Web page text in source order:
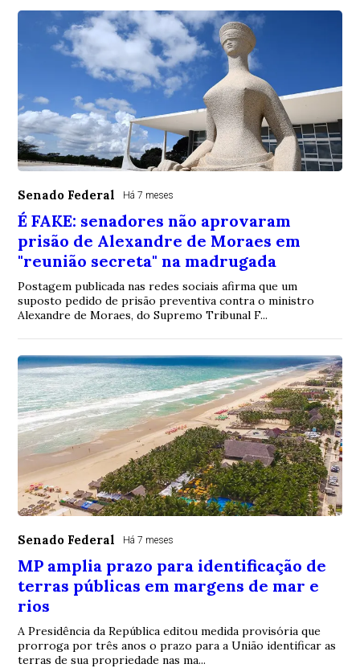
Senado Federal Há 7 meses
É FAKE: senadores não aprovaram
prisão de Alexandre de Moraes em
"reunião secreta" na madrugada
Postagem publicada nas redes sociais afirma que um
suposto pedido de prisão preventiva contra o ministro
Alexandre de Moraes, do Supremo Tribunal F...
Senado Federal Há 7 meses
MP amplia prazo para identificação de
terras públicas em margens de mar e
rios
A Presidência da República editou medida provisória que
prorroga por três anos o prazo para a União identificar as
terras de sua propriedade nas ma...